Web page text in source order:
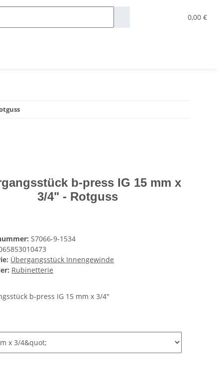
0,00 €
b-press IG 15 mm x
3/4" - Rotguss
S7066-9-1534
Übergangsstück Innengewinde
Rubinetterie
b-press IG 15 mm x 3/4"